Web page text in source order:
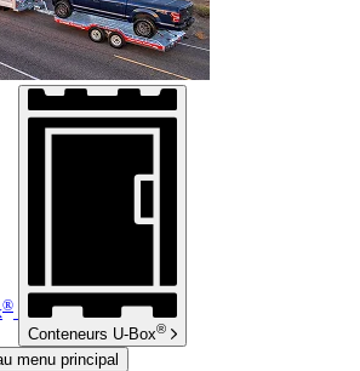
®
Conteneurs U-Box®
menu principal